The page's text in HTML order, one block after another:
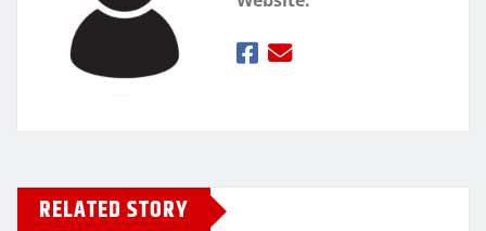
RELATED STORY